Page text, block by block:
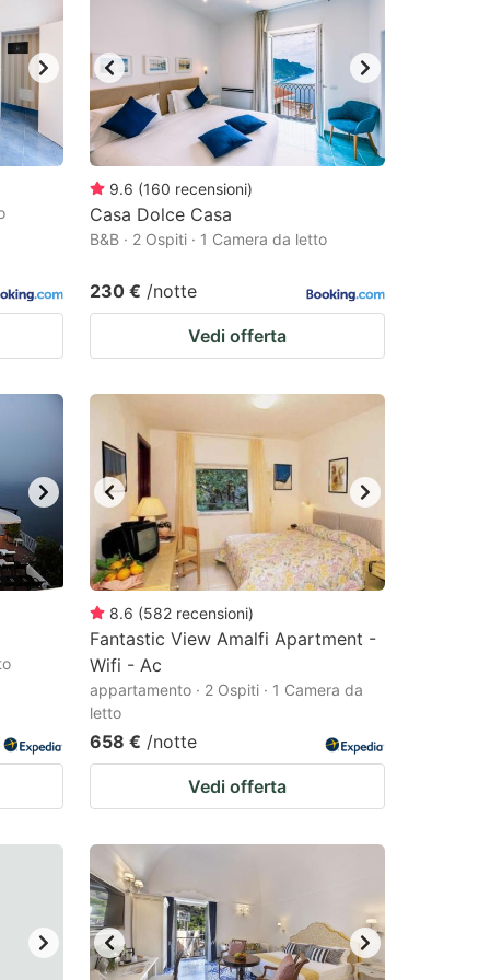
9.6 (160 recensioni)
Casa Dolce Casa
B&B · 2 Ospiti · 1 Camera da letto
230 € /notte
Vedi offerta
8.6 (582 recensioni)
Fantastic View Amalfi Apartment -
Wifi - Ac
appartamento · 2 Ospiti · 1 Camera da
letto
658 € /notte
Vedi offerta